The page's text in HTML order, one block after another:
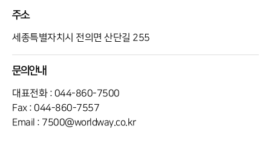
주소
세종특별자치시 전의면 산단길 255
문의안내
대표전화 : 044-860-7500
Fax : 044-860-7557
Email : 7500@worldway.co.kr